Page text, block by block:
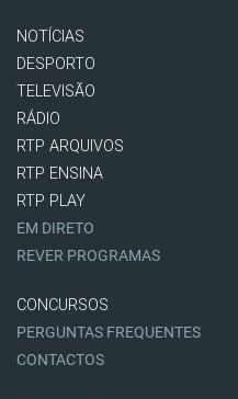
NOTÍCIAS
DESPORTO
TELEVISÃO
RÁDIO
RTP ARQUIVOS
RTP ENSINA
RTP PLAY
EM DIRETO
REVER PROGRAMAS
CONCURSOS
PERGUNTAS FREQUENTES
CONTACTOS